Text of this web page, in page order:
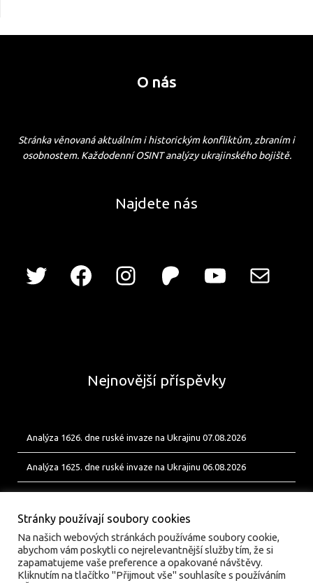
O nás
Stránka věnovaná aktuálním i historickým konfliktům, zbraním i
osobnostem. Každodenní OSINT analýzy ukrajinského bojiště.
Najdete nás
Nejnovější příspěvky
Analýza 1626. dne ruské invaze na Ukrajinu 07.08.2026
Analýza 1625. dne ruské invaze na Ukrajinu 06.08.2026
Stránky používají soubory cookies
Na našich webových stránkách používáme soubory cookie,
abychom vám poskytli co nejrelevantnější služby tím, že si
zapamatujeme vaše preference a opakované návštěvy.
Kliknutím na tlačítko "Přijmout vše" souhlasíte s používáním